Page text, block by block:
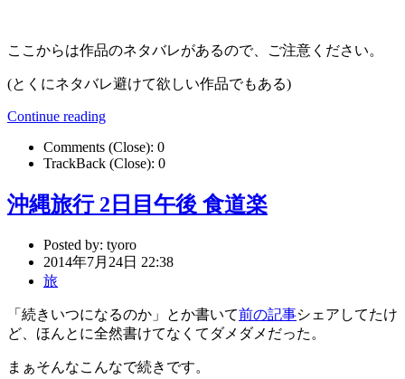
ここからは作品のネタバレがあるので、ご注意ください。
(とくにネタバレ避けて欲しい作品でもある)
Continue reading
Comments (Close): 0
TrackBack (Close): 0
沖縄旅行 2日目午後 食道楽
Posted by: tyoro
2014年7月24日 22:38
旅
「続きいつになるのか」とか書いて前の記事シェアしてたけ
ど、ほんとに全然書けてなくてダメダメだった。
まぁそんなこんなで続きです。